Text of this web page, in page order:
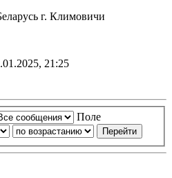
г. Климовичи
21:25
Поле